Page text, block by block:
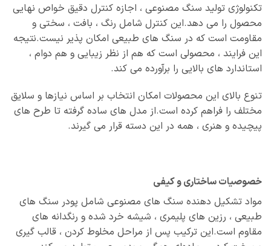
تکنولوژی تولید سنگ مصنوعی ، اجازه کنترل دقیق خواص نهایی
محصول را می‌ دهد.این کنترل شامل رنگ ، بافت ، سختی و
مقاومت است که در سنگ‌ های طبیعی امکان‌ پذیر نیست.نتیجه
این فرایند ، محصولی است که هم از نظر زیبایی و هم دوام ،
استاندارد های بالایی را برآورده می‌ کند.
تنوع بالای این محصولات امکان انتخاب بر اساس نیازها و سلایق
مختلف را فراهم کرده است.از مدل‌ های ساده گرفته تا طرح‌ های
پیچیده و هنری ، همه در این دسته قرار می‌ گیرند.
خصوصیات ساختاری و کیفی
مواد تشکیل‌ دهنده سنگ‌ های مصنوعی شامل پودر سنگ‌ های
طبیعی ، رزین‌ های پلیمری ، شیشه خرد شده و رنگدانه‌ های
مقاوم است.این ترکیب پس از مراحل مخلوط‌ کردن ، قالب‌ گیری